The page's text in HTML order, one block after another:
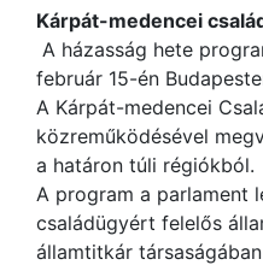
Kárpát-medencei
A házasság hete
február 15-én
A Kárpát-medencei
közreműködésével
a határon túli régiókból.
A program a parlament
családügyért felelős
államtitkár